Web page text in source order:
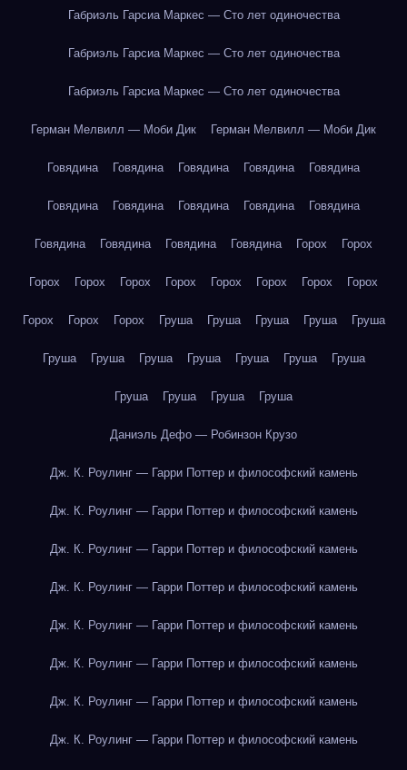
Габриэль Гарсиа Маркес — Сто лет одиночества
Габриэль Гарсиа Маркес — Сто лет одиночества
Габриэль Гарсиа Маркес — Сто лет одиночества
Герман Мелвилл — Моби Дик Герман Мелвилл — Моби Дик
Говядина Говядина Говядина Говядина Говядина
Говядина Говядина Говядина Говядина Говядина
Говядина Говядина Говядина Говядина Горох Горох
Горох Горох Горох Горох Горох Горох Горох Горох
Горох Горох Горох Груша Груша Груша Груша Груша
Груша Груша Груша Груша Груша Груша Груша
Груша Груша Груша Груша
Даниэль Дефо — Робинзон Крузо
Дж. К. Роулинг — Гарри Поттер и философский камень
Дж. К. Роулинг — Гарри Поттер и философский камень
Дж. К. Роулинг — Гарри Поттер и философский камень
Дж. К. Роулинг — Гарри Поттер и философский камень
Дж. К. Роулинг — Гарри Поттер и философский камень
Дж. К. Роулинг — Гарри Поттер и философский камень
Дж. К. Роулинг — Гарри Поттер и философский камень
Дж. К. Роулинг — Гарри Поттер и философский камень